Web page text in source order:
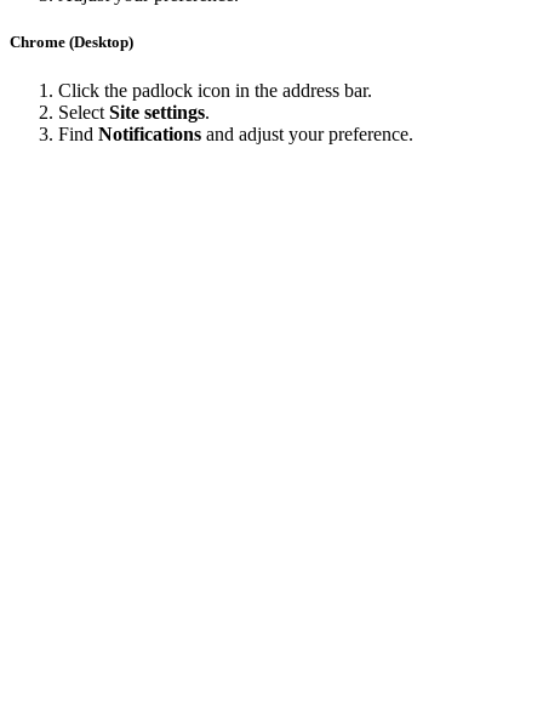
Chrome (Desktop)
Click the padlock icon in the address bar.
Select Site settings.
Find Notifications and adjust your preference.